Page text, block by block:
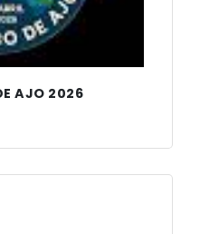
AJO 2026